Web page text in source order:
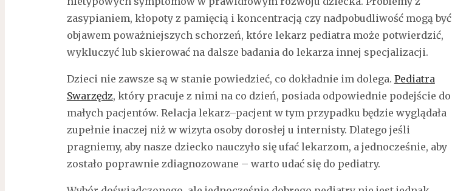
zasypianiem, kłopoty z pamięcią i koncentracją czy nadpobudliwość mogą być
objawem poważniejszych schorzeń, które lekarz pediatra może potwierdzić,
wykluczyć lub skierować na dalsze badania do lekarza innej specjalizacji.
Dzieci nie zawsze są w stanie powiedzieć, co dokładnie im dolega. Pediatra
Swarzędz, który pracuje z nimi na co dzień, posiada odpowiednie podejście do
małych pacjentów. Relacja lekarz–pacjent w tym przypadku będzie wyglądała
zupełnie inaczej niż w wizyta osoby dorosłej u internisty. Dlatego jeśli
pragniemy, aby nasze dziecko nauczyło się ufać lekarzom, a jednocześnie, aby
zostało poprawnie zdiagnozowane – warto udać się do pediatry.